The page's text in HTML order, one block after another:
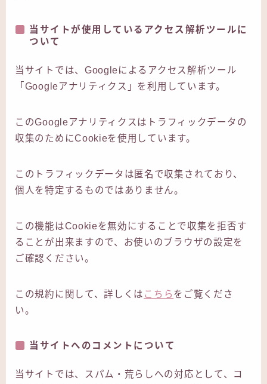
当サイトが使用しているアクセス解析ツールに
ついて
当サイトでは、Googleによるアクセス解析ツール
「Googleアナリティクス」を利用しています。
このGoogleアナリティクスはトラフィックデータの
収集のためにCookieを使用しています。
このトラフィックデータは匿名で収集されており、
個人を特定するものではありません。
この機能はCookieを無効にすることで収集を拒否す
ることが出来ますので、お使いのブラウザの設定を
ご確認ください。
この規約に関して、詳しくは こちら をご覧くださ
い。
当サイトへのコメントについて
当サイトでは、スパム・荒らしへの対応として、コ